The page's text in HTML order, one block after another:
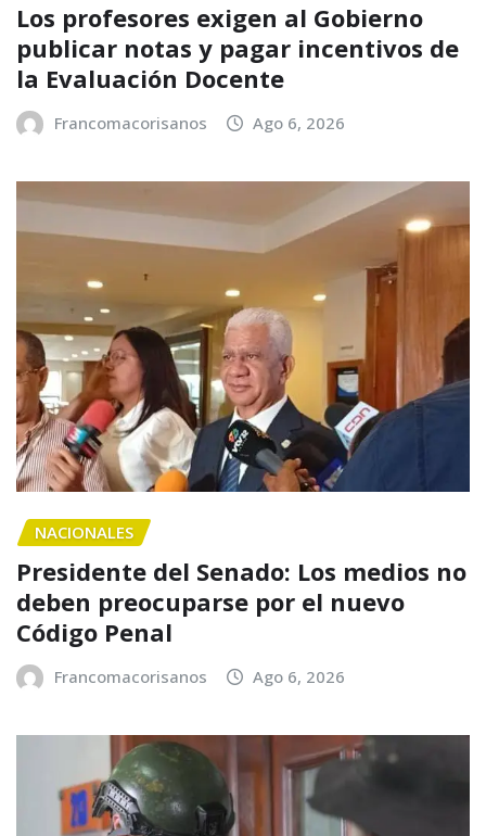
Los profesores exigen al Gobierno
publicar notas y pagar incentivos de
la Evaluación Docente
Francomacorisanos Ago 6, 2026
NACIONALES
Presidente del Senado: Los medios no
deben preocuparse por el nuevo
Código Penal
Francomacorisanos Ago 6, 2026